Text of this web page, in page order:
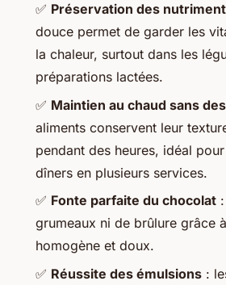
✅ Préservation des
douce permet de garder les
la chaleur, surtout dans les
préparations lactées.
✅ Maintien au chaud sans
aliments conservent leur
pendant des heures, idéal
dîners en plusieurs services.
✅ Fonte parfaite du chocolat
grumeaux ni de brûlure grâce
homogène et doux.
✅ Réussite des émulsions :